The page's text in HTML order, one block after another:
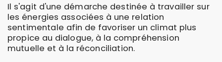
Il s'agit d'une démarche destinée à travailler sur
les énergies associées à une relation
sentimentale afin de favoriser un climat plus
propice au dialogue, à la compréhension
mutuelle et à la réconciliation.